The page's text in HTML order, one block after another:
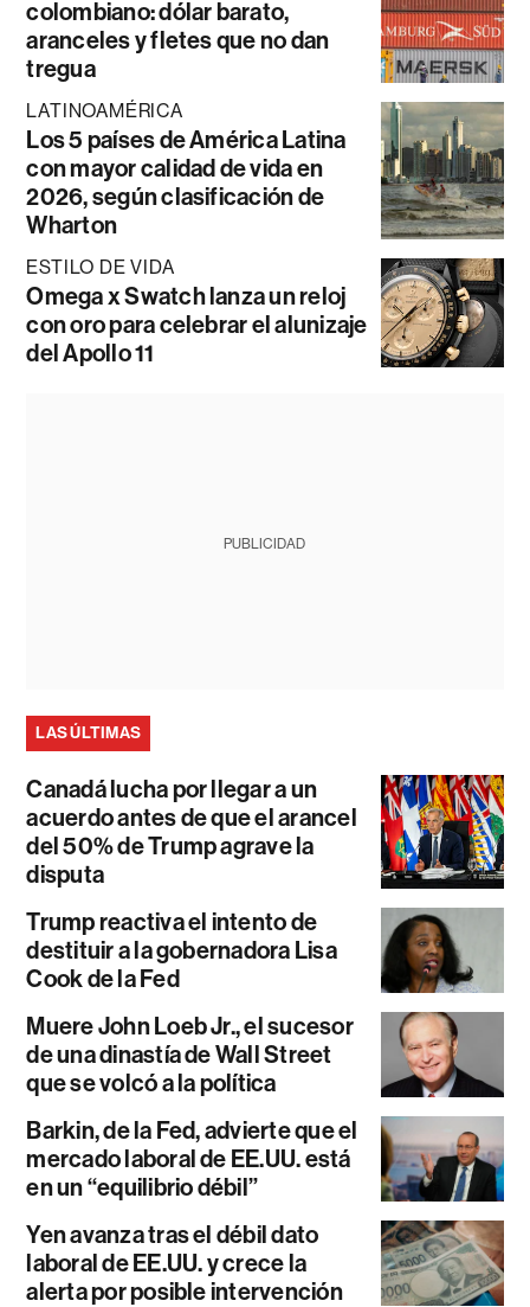
colombiano: dólar barato,
aranceles y fletes que no dan
tregua
LATINOAMÉRICA
Los 5 países de América Latina
con mayor calidad de vida en
2026, según clasificación de
Wharton
ESTILO DE VIDA
Omega x Swatch lanza un reloj
con oro para celebrar el alunizaje
del Apollo 11
PUBLICIDAD
LAS ÚLTIMAS
Canadá lucha por llegar a un
acuerdo antes de que el arancel
del 50% de Trump agrave la
disputa
Trump reactiva el intento de
destituir a la gobernadora Lisa
Cook de la Fed
Muere John Loeb Jr., el sucesor
de una dinastía de Wall Street
que se volcó a la política
Barkin, de la Fed, advierte que el
mercado laboral de EE.UU. está
en un “equilibrio débil”
Yen avanza tras el débil dato
laboral de EE.UU. y crece la
alerta por posible intervención